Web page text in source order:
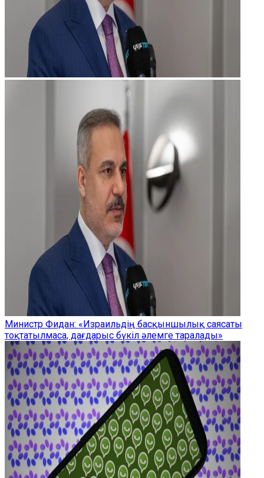
Министр Фидан: «Израильдің басқыншылық саясаты
тоқтатылмаса, дағдарыс бүкіл әлемге таралады»